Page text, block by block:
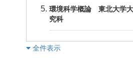
環境科学概論 東北大学
究科
︎全件表示